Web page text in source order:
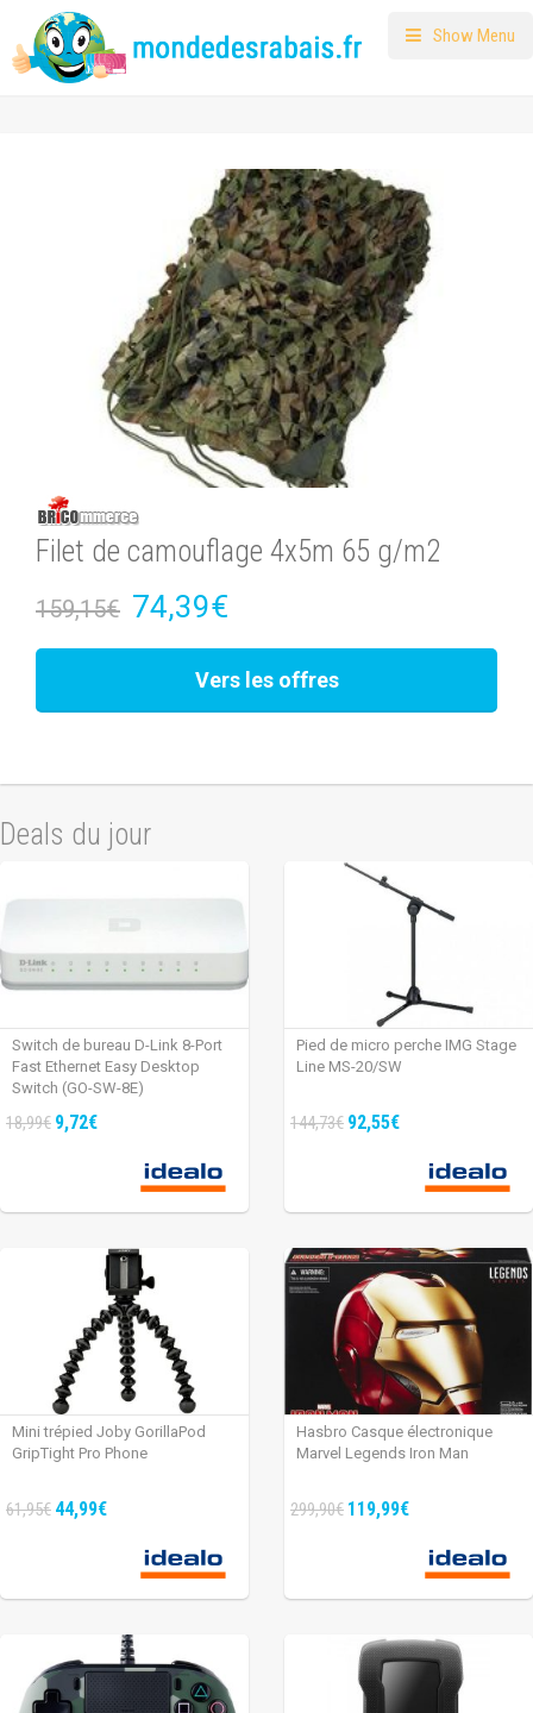
Show Menu
Filet de camouflage 4x5m 65 g/m2
159,15€ 74,39€
Vers les offres
Deals du jour
Switch de bureau D-Link 8-Port
Fast Ethernet Easy Desktop
Switch (GO-SW-8E)
18,99€ 9,72€
Pied de micro perche IMG Stage
Line MS-20/SW
144,73€ 92,55€
Mini trépied Joby GorillaPod
GripTight Pro Phone
61,95€ 44,99€
Hasbro Casque électronique
Marvel Legends Iron Man
299,90€ 119,99€